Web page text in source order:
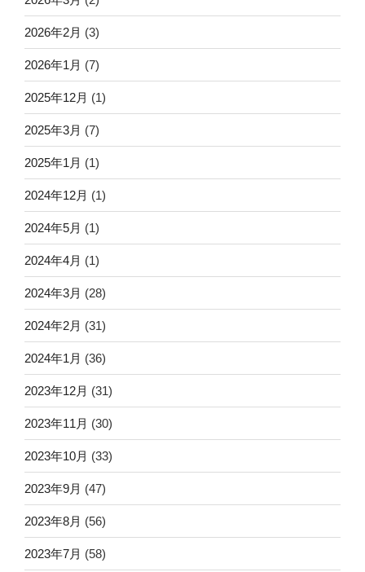
2026年2月 (3)
2026年1月 (7)
2025年12月 (1)
2025年3月 (7)
2025年1月 (1)
2024年12月 (1)
2024年5月 (1)
2024年4月 (1)
2024年3月 (28)
2024年2月 (31)
2024年1月 (36)
2023年12月 (31)
2023年11月 (30)
2023年10月 (33)
2023年9月 (47)
2023年8月 (56)
2023年7月 (58)